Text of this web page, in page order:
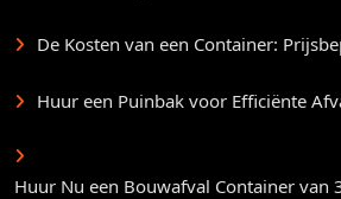
De Kosten van een Container:
Huur een Puinbak voor Efficiënte
Huur Nu een Bouwafval Container van